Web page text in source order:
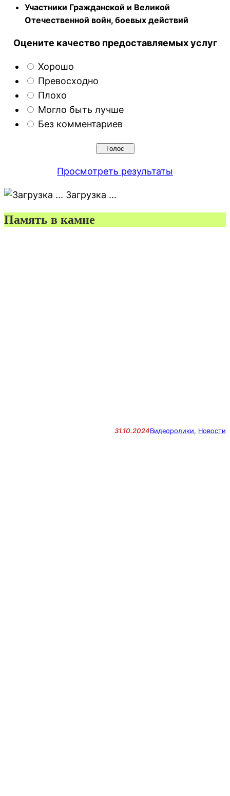
Участники Гражданской и Великой
Отечественной войн, боевых действий
Оцените качество предоставляемых услуг
Хорошо
Превосходно
Плохо
Могло быть лучше
Без комментариев
Просмотреть результаты
Загрузка …
Память в камне
31.10.2024Видеоролики, Новости